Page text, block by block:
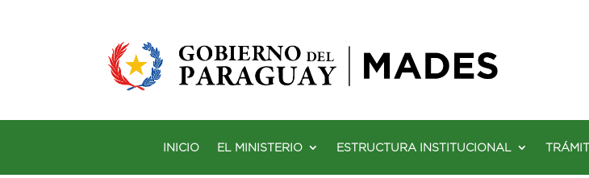
INICIO EL MINISTERIO ESTRUCTURA INSTITUCIONAL